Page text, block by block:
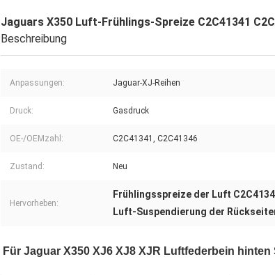
Jaguars X350 Luft-Frühlings-Spreize C2C41341
Beschreibung
Anpassungen: Jaguar-XJ-Reihen
Druck: Gasdruck
OE-/OEMzahl: C2C41341, C2C41346
Zustand: Neu
Hervorheben:
Frühlingsspreize der Luft
Luft-Suspendierung der
Für Jaguar X350 XJ6 XJ8 XJR Luftfederbein